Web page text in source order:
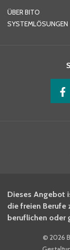
ÜBER BITO
SYSTEMLÖSUNGEN
Dieses Angebot
die freien Berufe
beruflichen oder
© 2026